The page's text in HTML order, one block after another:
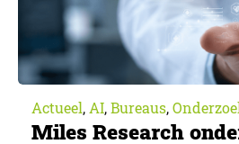
Actueel, AI, Bureaus,
Miles Research